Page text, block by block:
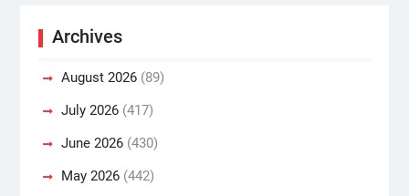
Archives
August 2026(89)
July 2026(417)
June 2026(430)
May 2026(442)